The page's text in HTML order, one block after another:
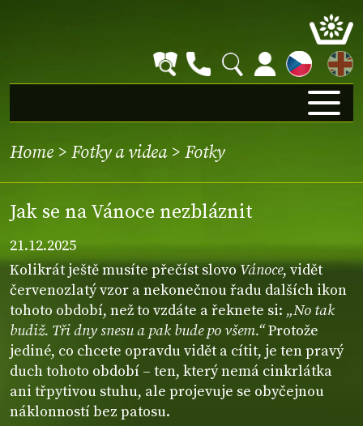
EN
Home > Fotky a videa> Fotky
Jak se na Vánoce nezbláznit
21.12.2025
Kolikrát ještě musíte přečíst slovoVánoce, vidět
červenozlatý vzor a nekonečnou řadu dalších ikon
tohoto období, než to vzdáte a řeknete si: „No tak
budiž. Tři dny snesu a pak bude po všem.“Protože
jediné, co chcete opravdu vidět a cítit, je ten pravý
duch tohoto období – ten, který nemá cinkrlátka
ani třpytivou stuhu, ale projevuje se obyčejnou
náklonností bez patosu.